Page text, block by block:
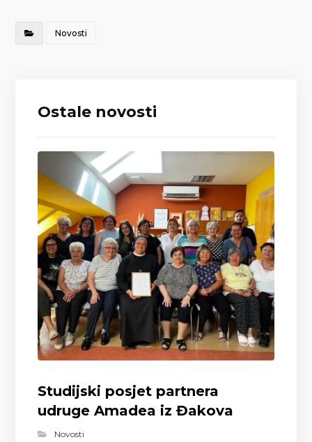
Novosti
Ostale novosti
Studijski posjet partnera
udruge Amadea iz Đakova
Novosti